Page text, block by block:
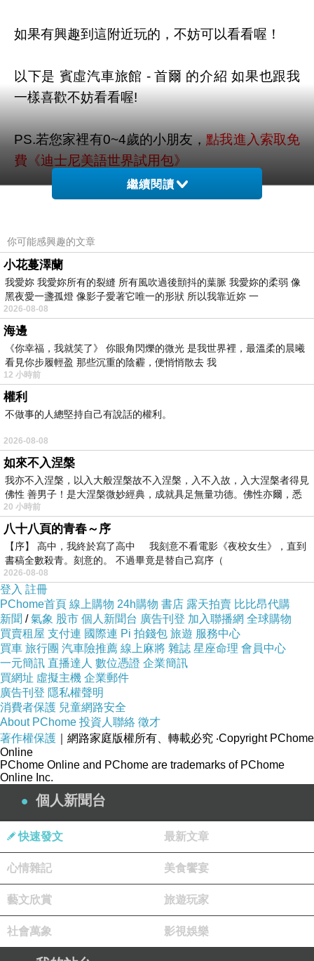
如果有興趣到這附近玩的，不妨可以看看喔！
以下是 賓虛汽車旅館 - 首爾 的介紹 如果也跟我
一樣喜歡不妨看看喔!
PS.若您家裡有0~4歲的小朋友，點我進入索取免
費《迪士尼美語世界試用包》
↓↓↓限量特優價格按鈕↓↓↓
渡假村自由行推薦
繼續閱讀
你可能感興趣的文章
小花蔓澤蘭
我愛妳 我愛妳所有的裂縫 所有風吹過後顫抖的葉脈 我愛妳的柔弱 像
黑夜愛一盞孤燈 像影子愛著它唯一的形狀 所以我靠近妳 一
2026-08-08
海邊
《你幸福，我就笑了》 你眼角閃爍的微光 是我世界裡，最溫柔的晨曦
看見你步履輕盈 那些沉重的陰霾，便悄悄散去 我
12 小時前
權利
不做事的人總堅持自己有說話的權利。
2026-08-08
如來不入涅槃
我亦不入涅槃，以入大般涅槃故不入涅槃，入不入故，入大涅槃者得見
佛性 善男子！是大涅槃微妙經典，成就具足無量功德。佛性亦爾，悉
20 小時前
八十八頁的青春～序
【序】 高中，我終於寫了高中 我刻意不看電影《夜校女生》，直到
書稿全數殺青。刻意的。 不過畢竟是替自己寫序（
2026-08-08
登入 註冊
PChome首頁 線上購物 24h購物 書店 露天拍賣 比比昂代購
新聞 /氣象 股市 個人新聞台 廣告刊登 加入聯播網 全球購物
買賣租屋 支付連 國際連 Pi 拍錢包 旅遊 服務中心
買車 旅行團 汽車險推薦 線上麻將 雜誌 星座命理 會員中心
一元簡訊 直播達人 數位憑證 企業簡訊
買網址 虛擬主機 企業郵件
廣告刊登 隱私權聲明
消費者保護 兒童網路安全
About PChome 投資人聯絡 徵才
著作權保護 ｜網路家庭版權所有、轉載必究 ‧Copyright PChome
Online
PChome Online and PChome are trademarks of PChome
Online Inc.
個人新聞台
快速發文 最新文章
心情雜記 美食饗宴
藝文欣賞 旅遊玩家
社會萬象 影視娛樂